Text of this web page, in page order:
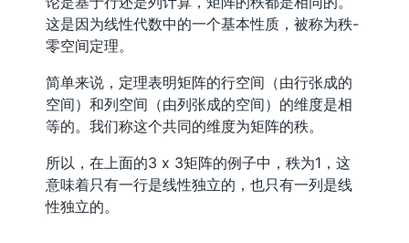
这是因为线性代数中的一个基本性质，被称为秩-
零空间定理。
简单来说，定理表明矩阵的行空间（由行张成的
空间）和列空间（由列张成的空间）的维度是相
等的。我们称这个共同的维度为矩阵的秩。
所以，在上面的3 x 3矩阵的例子中，秩为1，这
意味着只有一行是线性独立的，也只有一列是线
性独立的。